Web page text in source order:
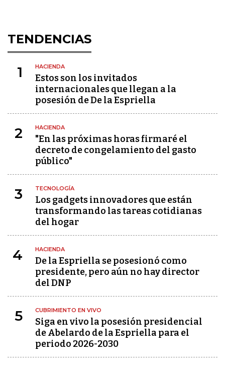
TENDENCIAS
1 HACIENDA
Estos son los invitados
internacionales que llegan a la
posesión de De la Espriella
2 HACIENDA
"En las próximas horas firmaré el
decreto de congelamiento del gasto
público"
3 TECNOLOGÍA
Los gadgets innovadores que están
transformando las tareas cotidianas
del hogar
4 HACIENDA
De la Espriella se posesionó como
presidente, pero aún no hay director
del DNP
5 CUBRIMIENTO EN VIVO
Siga en vivo la posesión presidencial
de Abelardo de la Espriella para el
periodo 2026-2030